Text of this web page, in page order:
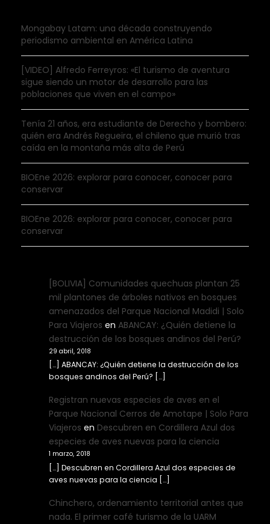
Mongabay Latam: una década construyendo
periodismo ambiental en América Latina
[VIDEO] Alfredo Ferreyros: «El turismo de aventura
sigue siendo un motor de desarrollo para las
poblaciones que viven en el campo»
Tenía 21 años, era estudiante de Derecho y bombero:
quién era Andrés Regueira, el chileno que murió tras
caída en la montaña más alta de Perú
BIOEne 2026: explorar para conocer, conocer para
conservar
BIOEne 2026: explorar para conocer, conocer para
conservar
[BOLIVIA] Comunidades quechuas plantan 25
mil plantones de árboles nativos en bosques
amenazados del Parque Nacional Madidi | Solo
Para Viajeros en ABANCAY: ¿Quién detiene la
destrucción de los bosques andinos del Perú?
29 abril, 2018
[…] ABANCAY: ¿Quién detiene la destrucción de los
bosques andinos del Perú? […]
Registran nuevas especies de aves en el
Parque Nacional Cerros de Amotape | Solo Para
Viajeros en Descubren en Cordillera Azul dos
especies de aves nuevas para la ciencia
1 marzo, 2018
[…] Descubren en Cordillera Azul dos especies de
aves nuevas para la ciencia […]
Chinchero, ordenamiento territorial antes que
nada. El primer café turismo de la UARM